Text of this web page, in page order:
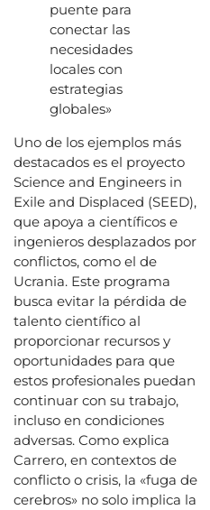
puente para
conectar las
necesidades
locales con
estrategias
globales»
Uno de los ejemplos más
destacados es el proyecto
Science and Engineers in
Exile and Displaced (SEED),
que apoya a científicos e
ingenieros desplazados por
conflictos, como el de
Ucrania. Este programa
busca evitar la pérdida de
talento científico al
proporcionar recursos y
oportunidades para que
estos profesionales puedan
continuar con su trabajo,
incluso en condiciones
adversas. Como explica
Carrero, en contextos de
conflicto o crisis, la «fuga de
cerebros» no solo implica la